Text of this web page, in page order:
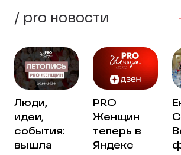
/ pro новости
Люди,
идеи,
события:
вышла
PRO
Женщин
теперь в
Яндекс